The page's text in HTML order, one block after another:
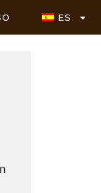
ES